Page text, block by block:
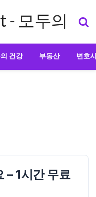
건강 부동산 변호
– 1시간 무료